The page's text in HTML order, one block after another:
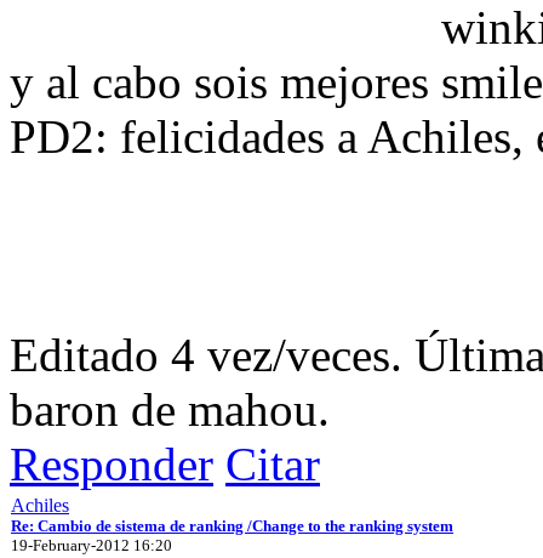
y al cabo sois mejores
PD2: felicidades a
Editado 4 vez/veces.
baron de mahou.
Responder Citar
Achiles
Re: Cambio de sistema de ranking /Change to the ranking system
19-February-2012 16:20